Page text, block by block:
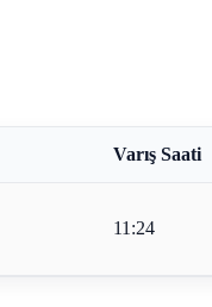
Varış Saati
11:24